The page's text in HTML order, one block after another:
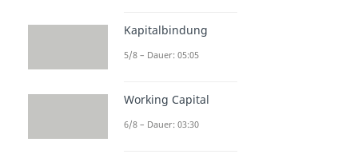
Dauer: 04:05
Eigenkapitalquote
Dauer: 04:13
Fremdkapitalquote
Verschuldungsgrad
Dauer: 03:03
Zession
Kapitalbindung
5/8 – Dauer: 05:05
Working Capital
6/8 – Dauer: 03:30